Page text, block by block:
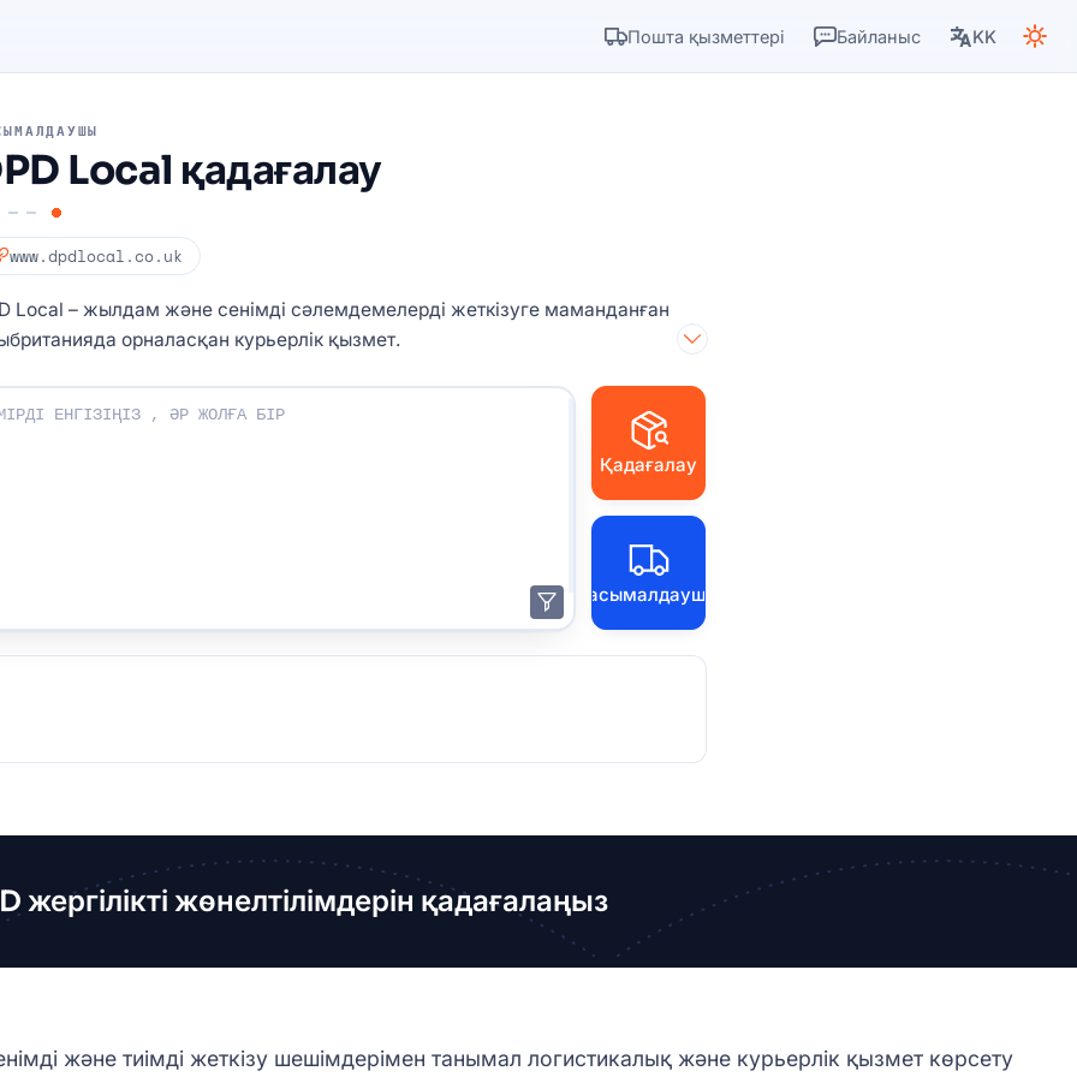
Пошта қызметтері Байланыс KK
Local қадағалау
www.dpdlocal.co.uk
Local – жылдам және сенімді сәлемдемелерді жеткізуге маманданған
орналасқан курьерлік қызмет.
енгізіңіз:
Қадағалау
Тасымалдаушы
жергілікті жөнелтілімдерін қадағалаңыз
және тиімді жеткізу шешімдерімен танымал логистикалық және курьерлік қызмет көрсету